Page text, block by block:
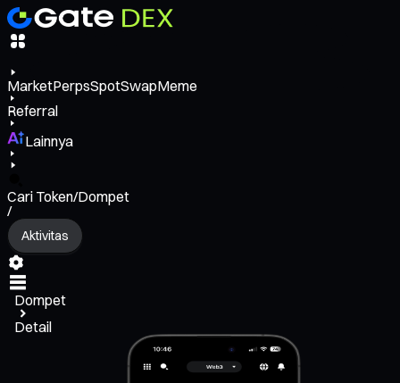
MarketPerpsSpotSwapMeme
Referral
Lainnya
Cari Token/Dompet
/
Aktivitas
Dompet
Detail